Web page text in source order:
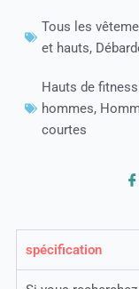
Tous les
et hauts,
Hauts de
hommes,
courtes
spécification